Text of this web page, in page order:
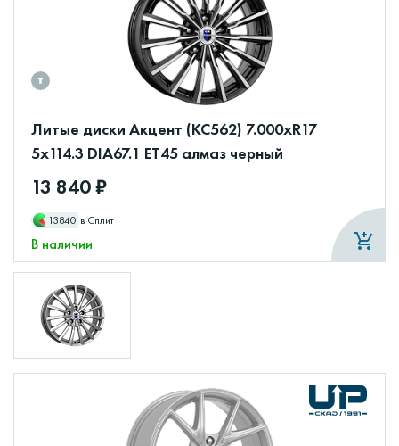
Литые диски Акцент (КС562) 7.000xR17
5x114.3 DIA67.1 ET45 алмаз черный
13 840 ₽
13840 в Сплит
В наличии